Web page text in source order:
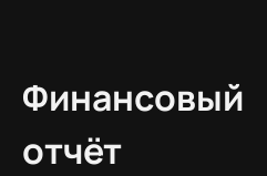
Финансовый
отчёт